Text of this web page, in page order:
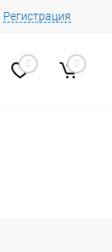
Регистрация
0 0